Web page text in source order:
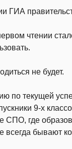
ГИА
чтении
не будет.
по текущей
9-х
СПО, где
бывают